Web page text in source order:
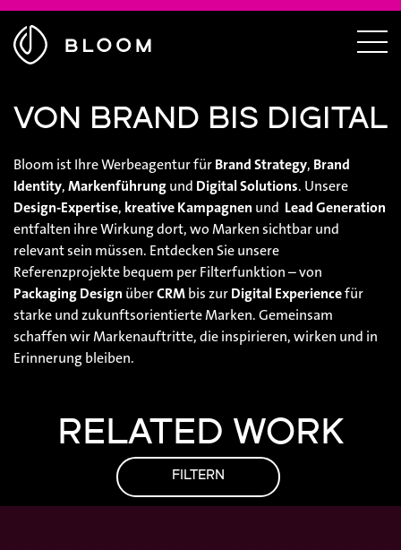
Menü
VON BRAND BIS DIGITAL
Bloom ist Ihre Werbeagentur fürBrand Strategy, Brand
Identity,Markenführungund Digital Solutions. Unsere
Design-Expertise, kreative Kampagnen und Lead Generation
entfalten ihre Wirkung dort, wo Marken sichtbar und
relevant sein müssen. Entdecken Sie unsere
Referenzprojekte bequem per Filterfunktion – von
Packaging Design überCRMbis zurDigital Experiencefür
starke und zukunftsorientierte Marken. Gemeinsam
schaffen wir Markenauftritte, die inspirieren, wirken und in
Erinnerung bleiben.
RELATED WORK
FILTERN
Menü
ausblenden